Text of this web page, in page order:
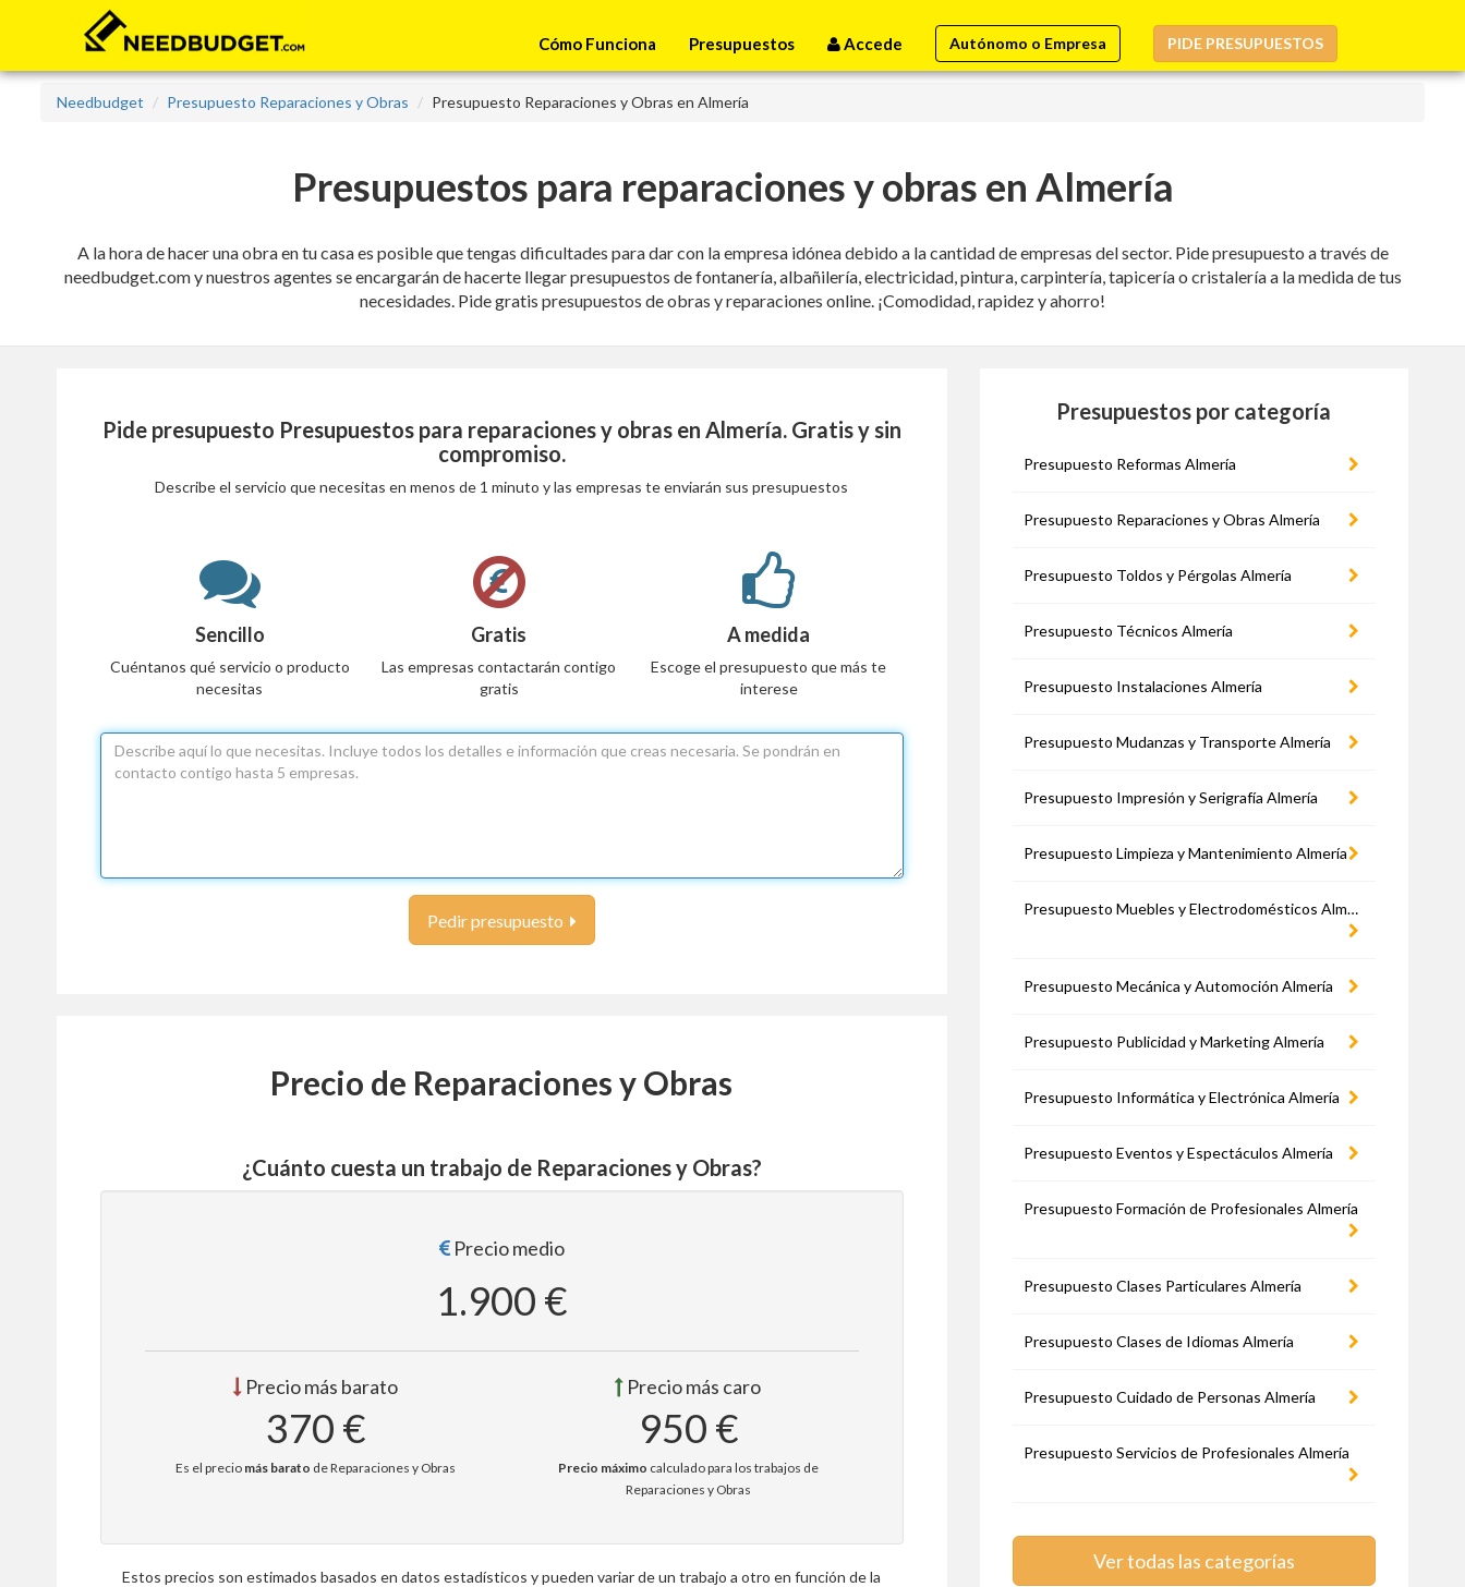
Cómo Funciona Presupuestos Accede Autónomo o Empresa PIDE PRESUPUESTOS
Needbudget Presupuesto Reparaciones y Obras Presupuesto Reparaciones y Obras en Almería
Presupuestos para reparaciones y obras en Almería
A la hora de hacer una obra en tu casa es posible que tengas dificultades para dar con la empresa idónea debido a la cantidad de empresas del sector. Pide presupuesto a través de
needbudget.com y nuestros agentes se encargarán de hacerte llegar presupuestos de fontanería, albañilería, electricidad, pintura, carpintería, tapicería o cristalería a la medida de tus
necesidades. Pide gratis presupuestos de obras y reparaciones online. ¡Comodidad, rapidez y ahorro!
Pide presupuesto Presupuestos para reparaciones y obras en Almería. Gratis y sin
compromiso.
Describe el servicio que necesitas en menos de 1 minuto y las empresas te enviarán sus presupuestos
Sencillo
Cuéntanos qué servicio o producto
necesitas
Gratis
Las empresas contactarán contigo
gratis
A medida
Escoge el presupuesto que más te
interese
Pedir presupuesto
Precio de Reparaciones y Obras
¿Cuánto cuesta un trabajo de Reparaciones y Obras?
Precio medio
1.900 €
Precio más barato
370 €
Es el precio más barato de Reparaciones y Obras
Precio más caro
950 €
Precio máximo calculado para los trabajos de
Reparaciones y Obras
Estos precios son estimados basados en datos estadísticos y pueden variar de un trabajo a otro en función de la
Presupuestos por categoría
Presupuesto Reformas Almería
Presupuesto Reparaciones y Obras Almería
Presupuesto Toldos y Pérgolas Almería
Presupuesto Técnicos Almería
Presupuesto Instalaciones Almería
Presupuesto Mudanzas y Transporte Almería
Presupuesto Impresión y Serigrafía Almería
Presupuesto Limpieza y Mantenimiento Almería
Presupuesto Muebles y Electrodomésticos Almería
Presupuesto Mecánica y Automoción Almería
Presupuesto Publicidad y Marketing Almería
Presupuesto Informática y Electrónica Almería
Presupuesto Eventos y Espectáculos Almería
Presupuesto Formación de Profesionales Almería
Presupuesto Clases Particulares Almería
Presupuesto Clases de Idiomas Almería
Presupuesto Cuidado de Personas Almería
Presupuesto Servicios de Profesionales Almería
Ver todas las categorías